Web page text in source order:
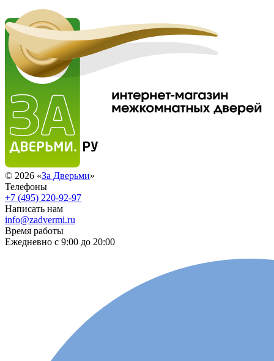
© 2026 «За Дверьми»
Телефоны
+7 (495) 220-92-97
Написать нам
info@zadvermi.ru
Время работы
Ежедневно с 9:00 до 20:00